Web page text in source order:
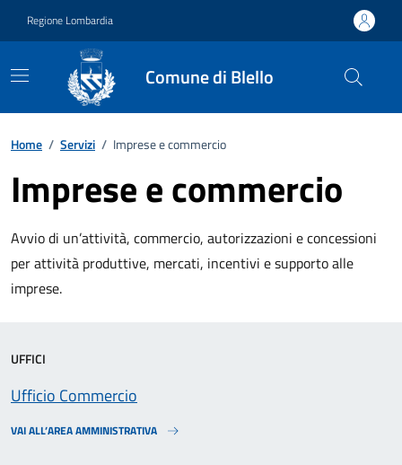
Regione Lombardia
Comune di Blello
Home / Servizi / Imprese e commercio
Imprese e commercio
Avvio di un’attività, commercio, autorizzazioni e concessioni
per attività produttive, mercati, incentivi e supporto alle
imprese.
UFFICI
Ufficio Commercio
VAI ALL’AREA AMMINISTRATIVA